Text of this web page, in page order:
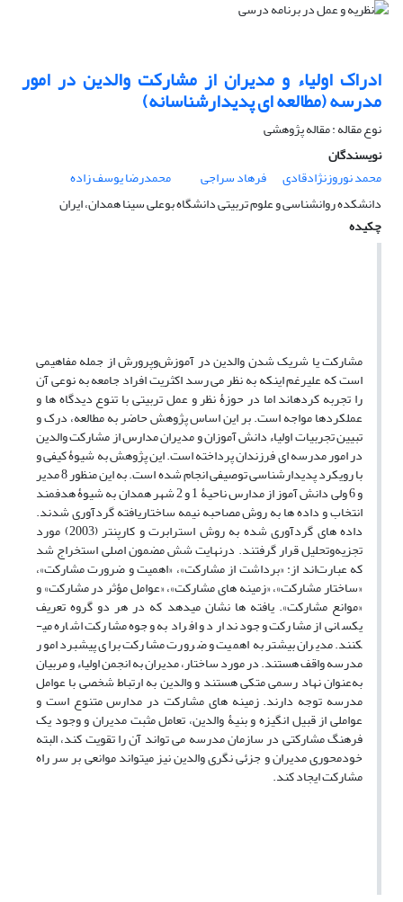
ادراک اولیاء و مدیران از مشارکت والدین در امور
مدرسه (مطالعه ای پدیدارشناسانه)
نوع مقاله : مقاله پژوهشی
نویسندگان
محمد نوروزنژادقادی
فرهاد سراجی
محمدرضا یوسف زاده
دانشکده روانشناسی و علوم تربیتی دانشگاه بوعلی سینا همدان، ایران
چکیده
مشارکت یا شریک­ شدن والدین در آموزش‌وپرورش از جمله مفاهیمی
است که علیرغم اینکه به نظر می­ رسد اکثریت افراد جامعه به نوعی آن
را تجربه کرده­اند اما در حوزۀ نظر و عمل تربیتی با تنوع دیدگاه­ ها و
عملکردها مواجه است. بر این اساس پژوهش حاضر به مطالعه، درک و
تبیین تجربیات اولیاء دانش ­آموزان و مدیران مدارس از مشارکت والدین
در امور مدرسه ­ای فرزندان پرداخته است. این پژوهش به شیوۀ کیفی و
با رویکرد پدیدارشناسی توصیفی انجام شده است. به این منظور 8 مدیر
و 6 ولی دانش ­آموز از مدارس ناحیۀ 1 و 2 شهر همدان به ­شیوۀ هدفمند
انتخاب و داده ­ها به روش مصاحبه نیمه ساختاریافته گردآوری شدند.
داده ­های گردآوری شده به روش استرابرت و کارپنتر (2003) مورد
تجزیه‌وتحلیل قرار گرفتند. درنهایت شش مضمون اصلی استخراج شد
که عبارت‌اند از: «برداشت از مشارکت»، «اهمیت و ضرورت مشارکت»،
«ساختار مشارکت»، «زمینه­ های مشارکت»، «عوامل مؤثر در مشارکت» و
«موانع مشارکت». یافته ­ها نشان می­دهد که در هر دو گروه تعریف
یکسانی از مشارکت وجود ندارد و افراد به وجوه مشارکت اشاره می­
کنند. مدیران بیشتر به اهمیت و ضرورت مشارکت برای پیشبرد امور
مدرسه واقف هستند. در مورد ساختار، مدیران به انجمن اولیاء و مربیان
به‌عنوان نهاد رسمی متکی هستند و والدین به ارتباط شخصی با عوامل
مدرسه توجه دارند. زمینه­ های مشارکت در مدارس متنوع است و
عواملی از قبیل انگیزه و بنیۀ والدین، تعامل مثبت مدیران و وجود یک
فرهنگ مشارکتی در سازمان مدرسه می­ تواند آن را تقویت کند، البته
خودمحوری مدیران و جزئی­ نگری والدین نیز می­تواند موانعی بر سر راه
مشارکت ایجاد کند.